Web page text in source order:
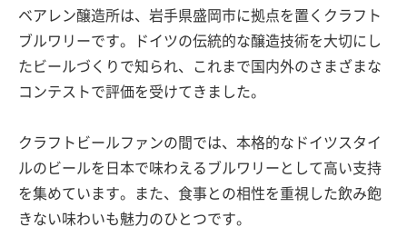
ベアレン醸造所は、岩手県盛岡市に拠点を置くクラフト
ブルワリーです。ドイツの伝統的な醸造技術を大切にし
たビールづくりで知られ、これまで国内外のさまざまな
コンテストで評価を受けてきました。
クラフトビールファンの間では、本格的なドイツスタイ
ルのビールを日本で味わえるブルワリーとして高い支持
を集めています。また、食事との相性を重視した飲み飽
きない味わいも魅力のひとつです。